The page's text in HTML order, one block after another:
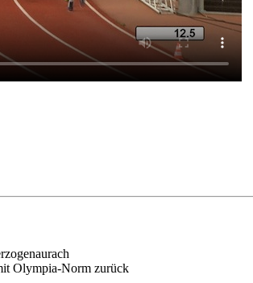
Olympia-Norm zurück